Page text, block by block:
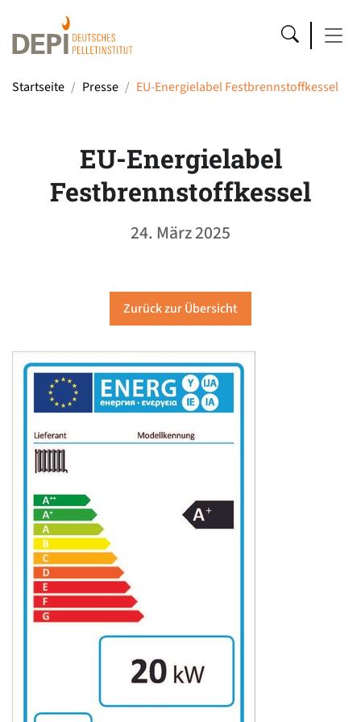
Startseite Presse EU-Energielabel Festbrennstoffkessel
EU-Energielabel
Festbrennstoffkessel
24. März 2025
Zurück zur Übersicht